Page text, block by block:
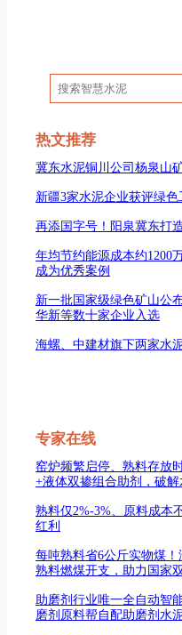
搜
索
热文推荐
冀东水泥铜川公司杨泉山
新疆3家水泥企业获评绿色
再添国字号！阳泉冀东打
年均节约能源成本约1200
成为优秀案例
新一批国家级绿色矿山公
华新等数十家企业入选
海螺、中建材旗下两家水
专家在线
窑炉频繁启停、熟料存放
+液体双掺组合助剂，破
熟料仅2%-3%、原料成本
红利
每吨熟料省6公斤实物煤
熟料燃煤开支，助力国家
助磨剂行业唯一全自动智
磨剂原料帮自配助磨剂水